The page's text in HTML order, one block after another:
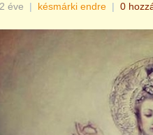
éve | késmárki endre | 0